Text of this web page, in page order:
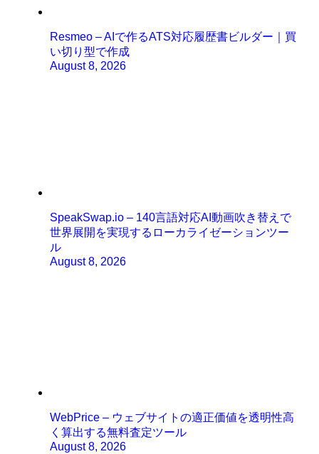
Resmeo – AIで作るATS対応履歴書ビルダー｜買
い切り型で作成
August 8, 2026
SpeakSwap.io – 140言語対応AI動画吹き替えで
世界展開を実現するローカライゼーションツー
ル
August 8, 2026
WebPrice – ウェブサイトの適正価値を透明性高
く算出する無料査定ツール
August 8, 2026